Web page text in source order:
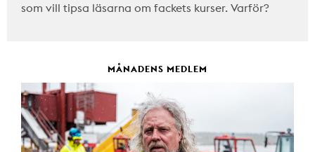
som vill tipsa läsarna om fackets kurser. Varför?
MÅNADENS MEDLEM